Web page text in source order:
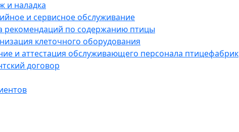
и наладка
и сервисное обслуживание
рекомендаций по содержанию птицы
клеточного оборудования
и аттестация обслуживающего персонала птицефабрик
договор